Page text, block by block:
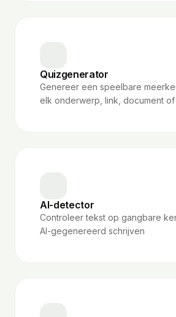
Quizgenerator
Genereer een speelbare
elk onderwerp, link, document
AI-detector
Controleer tekst op gangbare
AI-gegenereerd schrijven